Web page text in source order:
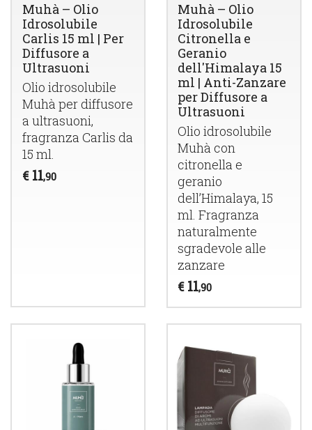
Muhà – Olio
Idrosolubile
Carlis 15 ml | Per
Diffusore a
Ultrasuoni
Olio idrosolubile
Muhà per diffusore
a ultrasuoni,
fragranza Carlis da
15 ml.
€ 11,90
Muhà – Olio
Idrosolubile
Citronella e
Geranio
dell'Himalaya 15
ml | Anti-Zanzare
per Diffusore a
Ultrasuoni
Olio idrosolubile
Muhà con
citronella e
geranio
dell’Himalaya, 15
ml. Fragranza
naturalmente
sgradevole alle
zanzare
€ 11,90